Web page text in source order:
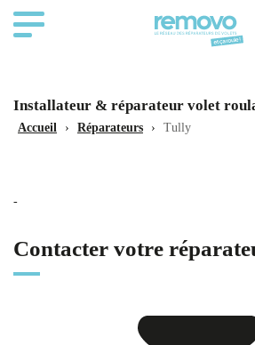
Installateur & réparateur volet
Accueil › Réparateurs › Tully
-
Contacter votre